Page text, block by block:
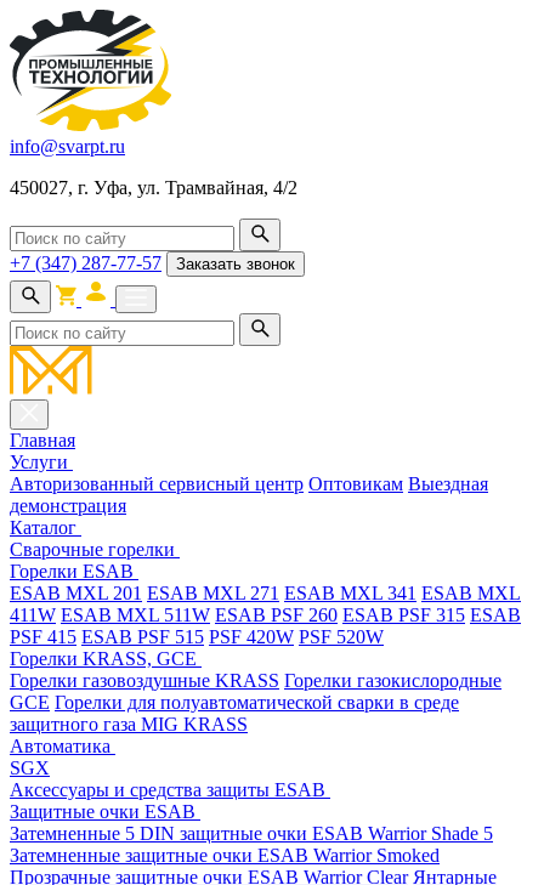
info@svarpt.ru
450027, г. Уфа, ул. Трамвайная, 4/2
+7 (347) 287-77-57 Заказать звонок
Главная
Услуги
Авторизованный сервисный центр Оптовикам Выездная
демонстрация
Каталог
Cварочные горелки
Горелки ESAB
ESAB MXL 201 ESAB MXL 271 ESAB MXL 341 ESAB MXL
411W ESAB MXL 511W ESAB PSF 260 ESAB PSF 315 ESAB
PSF 415 ESAB PSF 515 PSF 420W PSF 520W
Горелки KRASS, GCE
Горелки газовоздушные KRASS Горелки газокислородные
GCE Горелки для полуавтоматической сварки в среде
защитного газа MIG KRASS
Автоматика
SGX
Аксессуары и средства защиты ESAB
Защитные очки ESAB
Затемненные 5 DIN защитные очки ESAB Warrior Shade 5
Затемненные защитные очки ESAB Warrior Smoked
Прозрачные защитные очки ESAB Warrior Clear Янтарные